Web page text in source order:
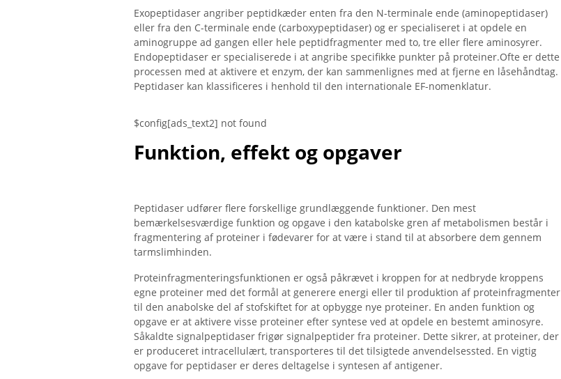
Exopeptidaser angriber peptidkæder enten fra den N-terminale ende (aminopeptidaser)
eller fra den C-terminale ende (carboxypeptidaser) og er specialiseret i at opdele en
aminogruppe ad gangen eller hele peptidfragmenter med to, tre eller flere aminosyrer.
Endopeptidaser er specialiserede i at angribe specifikke punkter på proteiner.Ofte er dette
processen med at aktivere et enzym, der kan sammenlignes med at fjerne en låsehåndtag.
Peptidaser kan klassificeres i henhold til den internationale EF-nomenklatur.
$config[ads_text2] not found
Funktion, effekt og opgaver
Peptidaser udfører flere forskellige grundlæggende funktioner. Den mest
bemærkelsesværdige funktion og opgave i den katabolske gren af ​​metabolismen består i
fragmentering af proteiner i fødevarer for at være i stand til at absorbere dem gennem
tarmslimhinden.
Proteinfragmenteringsfunktionen er også påkrævet i kroppen for at nedbryde kroppens
egne proteiner med det formål at generere energi eller til produktion af proteinfragmenter
til den anabolske del af stofskiftet for at opbygge nye proteiner. En anden funktion og
opgave er at aktivere visse proteiner efter syntese ved at opdele en bestemt aminosyre.
Såkaldte signalpeptidaser frigør signalpeptider fra proteiner. Dette sikrer, at proteiner, der
er produceret intracellulært, transporteres til det tilsigtede anvendelsessted. En vigtig
opgave for peptidaser er deres deltagelse i syntesen af ​​antigener.